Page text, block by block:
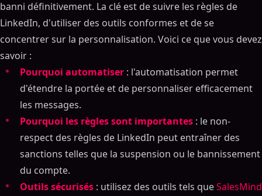
banni définitivement. La clé est de suivre les règles de
LinkedIn, d'utiliser des outils conformes et de se
concentrer sur la personnalisation. Voici ce que vous devez
savoir :
Pourquoi automatiser : l'automatisation permet
d'étendre la portée et de personnaliser efficacement
les messages.
Pourquoi les règles sont importantes : le non-
respect des règles de LinkedIn peut entraîner des
sanctions telles que la suspension ou le bannissement
du compte.
Outils sécurisés : utilisez des outils tels queSalesMind